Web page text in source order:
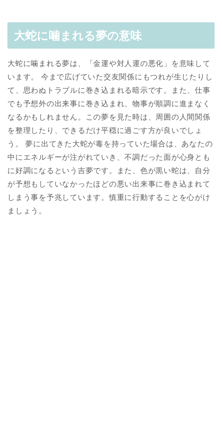
大蛇に噛まれる夢の意味
大蛇に噛まれる夢は、「金運や対人運の悪化」を意味して
います。 今まで広げていた交友関係にもつれが生じたりし
て、思わぬトラブルに巻き込まれる暗示です。また、仕事
でも予想外の出来事に巻き込まれ、物事が順調に進まなく
なるかもしれません。この夢を見た時は、周囲の人間関係
を整理したり、できるだけ平穏に過ごす方が良いでしょ
う。 夢に出てきた大蛇が毒を持っていた場合は、あなたの
中にエネルギーが注がれていき、不調だった面が心身とも
に好調になるという吉夢です。また、色が黒い蛇は、自分
が予想もしていなかったほどの悪い出来事に巻き込まれて
しまう事を予兆しています。慎重に行動することを心がけ
ましょう。